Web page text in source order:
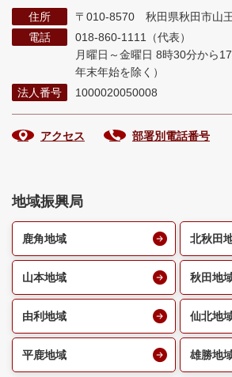
住所
〒010-8570 秋田県秋田市山
電話
018-860-1111（代表）
月曜日～金曜日 8時30分から
年末年始を除く）
法人番号
1000020050008
アクセス 部署別電話番号
地域振興局
鹿角地域 北秋田
山本地域 秋田地
由利地域 仙北地
平鹿地域 雄勝地